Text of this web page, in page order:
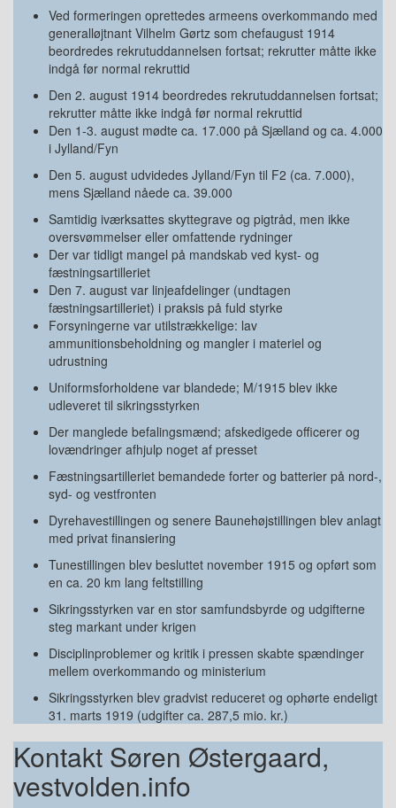
Ved formeringen oprettedes armeens overkommando med
generalløjtnant Vilhelm Gørtz som chefaugust 1914
beordredes rekrutuddannelsen fortsat; rekrutter måtte ikke
indgå før normal rekruttid
Den 2. august 1914 beordredes rekrutuddannelsen fortsat;
rekrutter måtte ikke indgå før normal rekruttid
Den 1-3. august mødte ca. 17.000 på Sjælland og ca. 4.000
i Jylland/Fyn
Den 5. august udvidedes Jylland/Fyn til F2 (ca. 7.000),
mens Sjælland nåede ca. 39.000
Samtidig iværksattes skyttegrave og pigtråd, men ikke
oversvømmelser eller omfattende rydninger
Der var tidligt mangel på mandskab ved kyst- og
fæstningsartilleriet
Den 7. august var linjeafdelinger (undtagen
fæstningsartilleriet) i praksis på fuld styrke
Forsyningerne var utilstrækkelige: lav
ammunitionsbeholdning og mangler i materiel og
udrustning
Uniformsforholdene var blandede; M/1915 blev ikke
udleveret til sikringsstyrken
Der manglede befalingsmænd; afskedigede officerer og
lovændringer afhjulp noget af presset
Fæstningsartilleriet bemandede forter og batterier på nord-,
syd- og vestfronten
Dyrehavestillingen og senere Baunehøjstillingen blev anlagt
med privat finansiering
Tunestillingen blev besluttet november 1915 og opført som
en ca. 20 km lang feltstilling
Sikringsstyrken var en stor samfundsbyrde og udgifterne
steg markant under krigen
Disciplinproblemer og kritik i pressen skabte spændinger
mellem overkommando og ministerium
Sikringsstyrken blev gradvist reduceret og ophørte endeligt
31. marts 1919 (udgifter ca. 287,5 mio. kr.)
Kontakt Søren Østergaard,
vestvolden.info